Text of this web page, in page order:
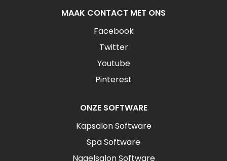
MAAK CONTACT MET ONS
Facebook
Twitter
Youtube
Pinterest
ONZE SOFTWARE
Kapsalon Software
Spa Software
Nagelsalon Software